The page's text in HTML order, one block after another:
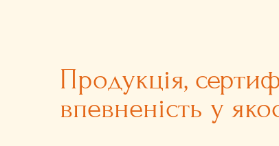
Продукція,
впевненість у